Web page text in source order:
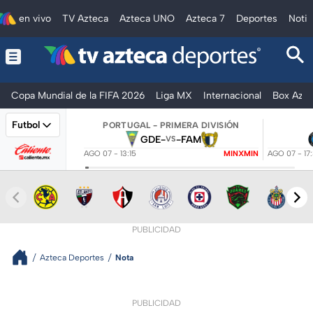
en vivo TV Azteca Azteca UNO Azteca 7 Deportes
Copa Mundial de la FIFA 2026 Liga MX Internacional Box
Futbol PORTUGAL - PRIMERA DIVISIÓN
GDE-VS-FAM
AGO 07 - 13:15 MINXMIN AGO 07 -
PUBLICIDAD
Azteca Deportes Nota
PUBLICIDAD